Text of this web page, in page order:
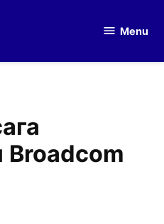
Menu
Broadcom